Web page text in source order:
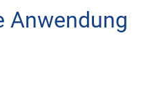
Anwendung